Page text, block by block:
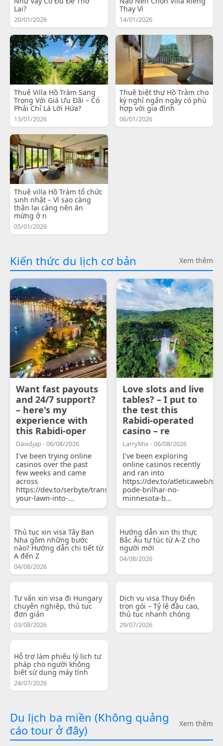
Lại?
20/01/2026
Thay Vì
14/01/2026
Thuê Villa Hồ Tràm Sang
Trọng Với Giá Ưu Đãi – Có
Phải Chỉ Là Lời Hứa?
13/01/2026
Thuê biệt thự Hồ Tràm cho
kỳ nghỉ ngắn ngày có phù
hợp với gia đình
06/01/2026
Thuê villa Hồ Tràm tổ chức
sinh nhật – Vì sao càng
thân lại càng nên ăn
mừng ở n
05/01/2026
Kiến thức du lịch cơ bản Xem thêm
Want fast payouts
and 24/7 support?
– here's my
experience with
this Rabidi-oper
Davidjap - 06/08/2026
I've been trying online
casinos over the past
few weeks and came
across
https://dev.to/serbyte/transform-
your-lawn-into-...
Love slots and live
tables? – I put to
the test this
Rabidi-operated
casino – re
LarryMix - 06/08/2026
I've been exploring
online casinos recently
and ran into
https://dev.to/atleticaweb/
pode-brilhar-no-
minnesota-b...
Thủ tục xin visa Tây Ban
Nha gồm những bước
nào? Hướng dẫn chi tiết từ
A đến Z
04/08/2026
Hướng dẫn xin thị thực
Bắc Âu tự túc từ A-Z cho
người mới
04/08/2026
Tư vấn xin visa đi Hungary
chuyên nghiệp, thủ tục
đơn giản
03/08/2026
Dịch vụ visa Thụy Điển
trọn gói – Tỷ lệ đậu cao,
thủ tục nhanh chóng
29/07/2026
Hỗ trợ làm phiếu lý lịch tư
pháp cho người không
biết sử dụng máy tính
24/07/2026
Du lịch ba miền (Không quảng
cáo tour ở đây)
Xem thêm